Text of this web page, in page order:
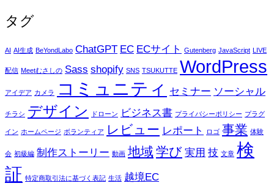
タグ
AI AI生成 BeYondLabo ChatGPT EC ECサイト Gutenberg JavaScript LIVE
配信 Meetむさしの Sass shopify SNS TSUKUTTE WordPress
アイデア カメラ コミュニティ セミナー ソーシャル
チラシ デザイン ドローン ビジネス書 プライバシーポリシー プラグ
イン ホームページ ボランティア レビュー レポート ロゴ 事業 体験
会 初級編 制作ストーリー 動画 地域 学び 実用 技 文章 検
証 特定商取引法に基づく表記 生活 越境EC